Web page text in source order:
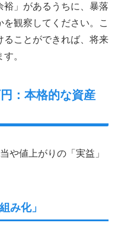
」があるうちに、暴落
観察してください。こ
ることができれば、将来
。
：本格的な資産
や値上がりの「実益」
み化」